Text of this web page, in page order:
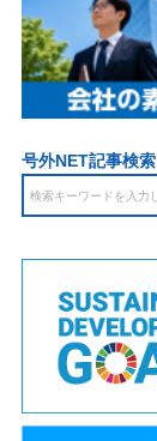
号外NET記事検索